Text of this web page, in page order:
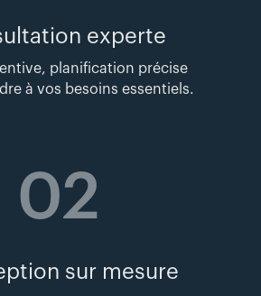
02
experte
planification précise
à vos besoins essentiels.
sur mesure